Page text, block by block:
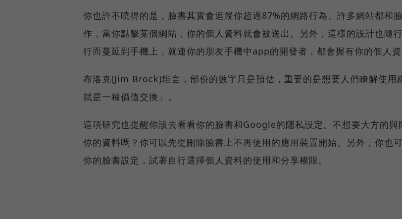
你也許不曉得的是，臉書其實會追蹤你超過87%的網路行為。許多網站都和
作，當你點擊某個網站，你的個人資料就會被送出。另外，這樣的設計也隨
行而蔓延到手機上，就連你的朋友手機中app的開發者，都會握有你的個人資
布洛克(Jim Brock)坦言，部份的數字只是預估，重要的是想要人們瞭解使用
就是一種價值交換」。
這項研究也提醒你該去看看你的臉書和Google的隱私設定。不想要大方的與
你的資料嗎？你可以先從刪除臉書上不再使用的應用裝置開始。另外，你也
你的臉書設定，試著自行選擇個人資料的使用和分享權限。